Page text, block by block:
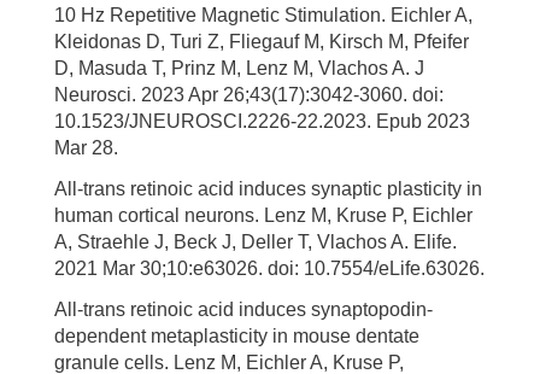
10 Hz Repetitive Magnetic Stimulation. Eichler A,
Kleidonas D, Turi Z, Fliegauf M, Kirsch M, Pfeifer
D, Masuda T, Prinz M, Lenz M, Vlachos A. J
Neurosci. 2023 Apr 26;43(17):3042-3060. doi:
10.1523/JNEUROSCI.2226-22.2023. Epub 2023
Mar 28.
All-trans retinoic acid induces synaptic plasticity in
human cortical neurons. Lenz M, Kruse P, Eichler
A, Straehle J, Beck J, Deller T, Vlachos A. Elife.
2021 Mar 30;10:e63026. doi: 10.7554/eLife.63026.
All-trans retinoic acid induces synaptopodin-
dependent metaplasticity in mouse dentate
granule cells. Lenz M, Eichler A, Kruse P,